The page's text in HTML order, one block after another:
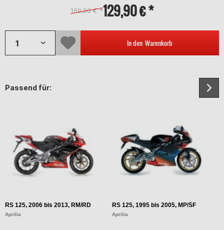
129,90 € *
169,90 € *
In den Warenkorb
Passend für:
RS 125, 2006 bis 2013, RM/RD
Aprilia
RS 125, 1995 bis 2005, MP/SF
Aprilia